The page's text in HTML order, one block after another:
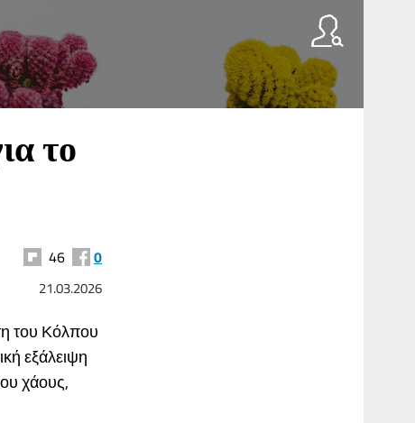
το
46 0
21.03.2026
του Κόλπου
εξάλειψη
χάους,